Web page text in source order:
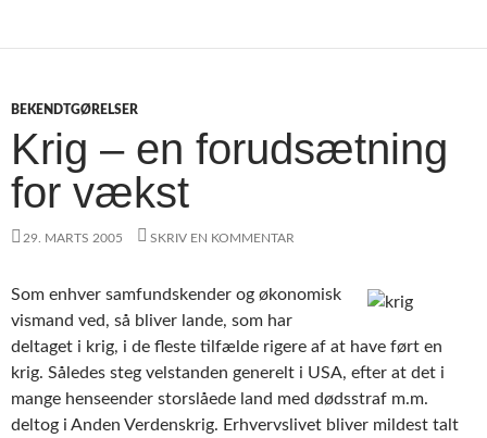
BEKENDTGØRELSER
Krig – en forudsætning
for vækst
29. MARTS 2005 SKRIV EN KOMMENTAR
Som enhver samfundskender og økonomisk
vismand ved, så bliver lande, som har
deltaget i krig, i de fleste tilfælde rigere af at have ført en
krig. Således steg velstanden generelt i USA, efter at det i
mange henseender storslåede land med dødsstraf m.m.
deltog i Anden Verdenskrig. Erhvervslivet bliver mildest talt